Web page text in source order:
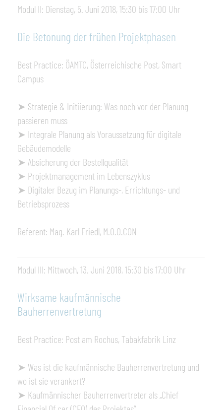
Modul II: Dienstag, 5. Juni 2018, 15:30 bis 17:00 Uhr
Die Betonung der frühen Projektphasen
Best Practice: ÖAMTC, Österreichische Post, Smart
Campus
➤ Strategie & Initiierung: Was noch vor der Planung
passieren muss
➤ Integrale Planung als Voraussetzung für digitale
Gebäudemodelle
➤ Absicherung der Bestellqualität
➤ Projektmanagement im Lebenszyklus
➤ Digitaler Bezug im Planungs-, Errichtungs- und
Betriebsprozess
Referent: Mag. Karl Friedl, M.O.O.CON
Modul III: Mittwoch, 13. Juni 2018, 15:30 bis 17:00 Uhr
Wirksame kaufmännische
Bauherrenvertretung
Best Practice: Post am Rochus, Tabakfabrik Linz
➤ Was ist die kaufmännische Bauherrenvertretung und
wo ist sie verankert?
➤ Kaufmännischer Bauherrenvertreter als „Chief